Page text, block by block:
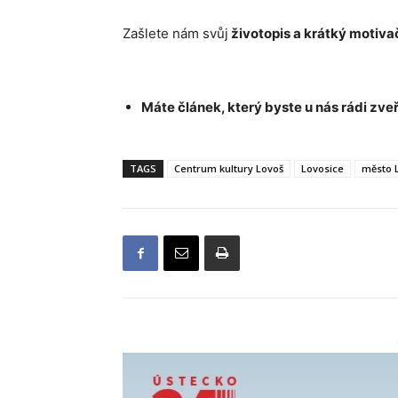
Zašlete nám svůj životopis a krátký
Máte článek, který byste u nás rádi
TAGS Centrum kultury Lovoš Lovosice město